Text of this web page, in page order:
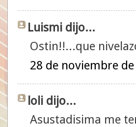
Luismi dijo...
Ostin!!...que
28 de noviembre
loli dijo...
Asustadisima me